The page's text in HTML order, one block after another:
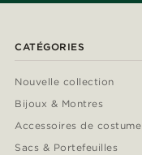
CATÉGORIES
Nouvelle collection
Bijoux & Montres
Accessoires de costume
Sacs & Portefeuilles